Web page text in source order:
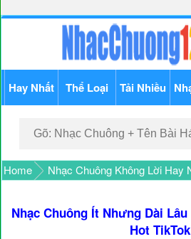
Hay Nhất Thể Loại Tải Nhiều
Home Nhạc Chuông Không Lời Hay
Nhạc Chuông Ít Nhưng Dài
Hot TikTok